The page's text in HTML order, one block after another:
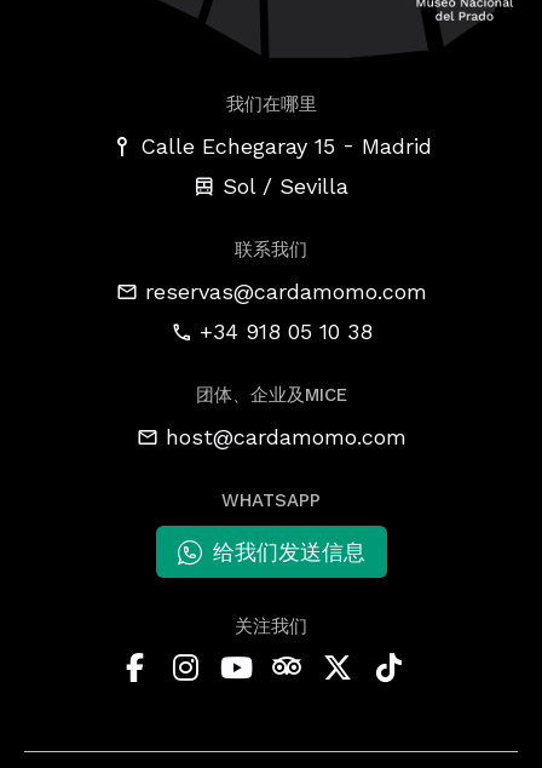
我们在哪里
Calle Echegaray 15 - Madrid
Sol / Sevilla
联系我们
reservas@cardamomo.com
+34 918 05 10 38
团体、企业及MICE
host@cardamomo.com
WHATSAPP
给我们发送信息
关注我们